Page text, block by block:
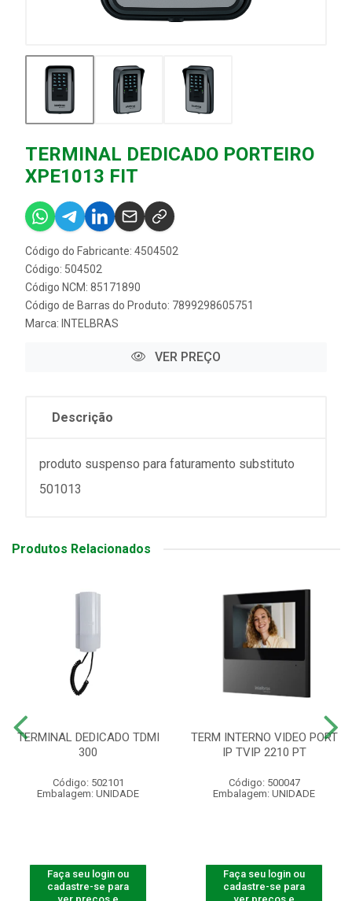
TERMINAL DEDICADO PORTEIRO
XPE1013 FIT
Código do Fabricante: 4504502
Código: 504502
Código NCM: 85171890
Código de Barras do Produto: 7899298605751
Marca: INTELBRAS
VER PREÇO
Descrição
produto suspenso para faturamento substituto
501013
Produtos Relacionados
TERMINAL DEDICADO TDMI
300
Código: 502101
Embalagem: UNIDADE
Faça seu login ou
cadastre-se para
TERM INTERNO VIDEO PORT
IP TVIP 2210 PT
Código: 500047
Embalagem: UNIDADE
Faça seu login ou
cadastre-se para